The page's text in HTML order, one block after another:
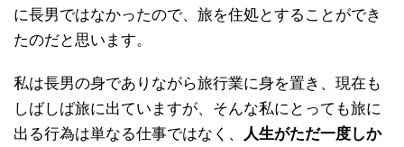
に長男ではなかったので、旅を住処とすることができ
たのだと思います。
私は長男の身でありながら旅行業に身を置き、現在も
しばしば旅に出ていますが、そんな私にとっても旅に
出る行為は単なる仕事ではなく、
人生がただ一度しか